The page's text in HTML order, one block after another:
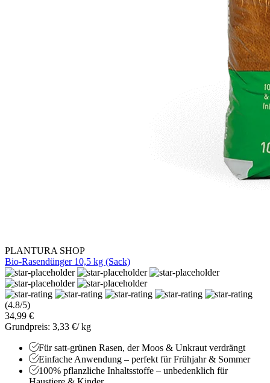
PLANTURA SHOP
Bio-Rasendünger 10,5 kg (Sack)
(4.8/5)
34,99 €
Grundpreis: 3,33 €/ kg
Für satt-grünen Rasen, der Moos & Unkraut verdrängt
Einfache Anwendung – perfekt für Frühjahr & Sommer
100% pflanzliche Inhaltsstoffe – unbedenklich für